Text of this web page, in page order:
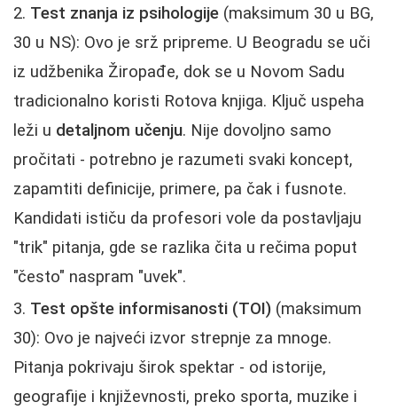
Test znanja iz psihologije (maksimum 30 u BG,
30 u NS): Ovo je srž pripreme. U Beogradu se uči
iz udžbenika Žiropađe, dok se u Novom Sadu
tradicionalno koristi Rotova knjiga. Ključ uspeha
leži u detaljnom učenju. Nije dovoljno samo
pročitati - potrebno je razumeti svaki koncept,
zapamtiti definicije, primere, pa čak i fusnote.
Kandidati ističu da profesori vole da postavljaju
"trik" pitanja, gde se razlika čita u rečima poput
"često" naspram "uvek".
Test opšte informisanosti (TOI) (maksimum
30): Ovo je najveći izvor strepnje za mnoge.
Pitanja pokrivaju širok spektar - od istorije,
geografije i književnosti, preko sporta, muzike i